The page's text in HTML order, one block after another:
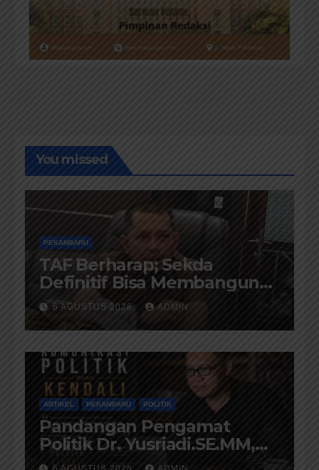
You missed
PEKANBARU
TAF Berharap; Sekda
Definitif Bisa Membangun
Komunikasi Antara
Eksekutif dan Legislatif
6 AGUSTUS 2026 ADMIN
ARTIKEL PEKANBARU POLITIK
Pandangan Pengamat
Politik Dr. Yusriadi.SE.MM,
Tentang Buku Dr. (Cand)